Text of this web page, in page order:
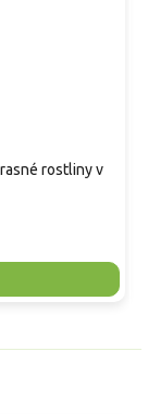
rostliny v